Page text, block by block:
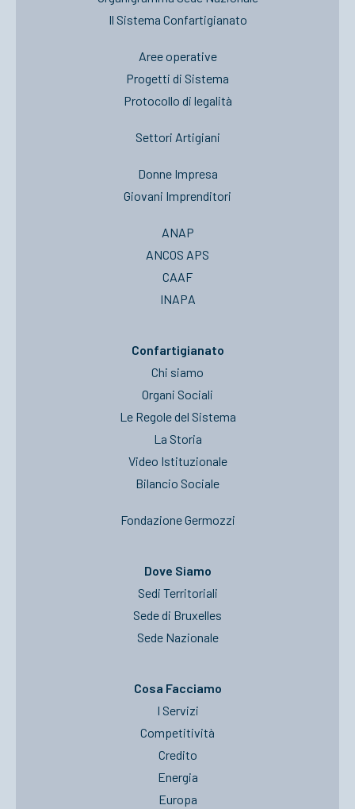
Il Sistema Confartigianato
Aree operative
Progetti di Sistema
Protocollo di legalità
Settori Artigiani
Donne Impresa
Giovani Imprenditori
ANAP
ANCOS APS
CAAF
INAPA
Confartigianato
Chi siamo
Organi Sociali
Le Regole del Sistema
La Storia
Video Istituzionale
Bilancio Sociale
Fondazione Germozzi
Dove Siamo
Sedi Territoriali
Sede di Bruxelles
Sede Nazionale
Cosa Facciamo
I Servizi
Competitività
Credito
Energia
Europa